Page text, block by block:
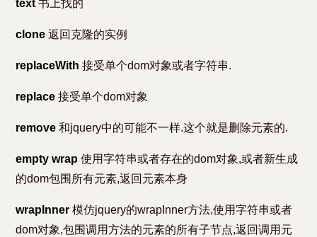
text书上找的
clone 返回克隆的实例
replaceWith 接受单个dom对象或者字符串.
replace 接受单个dom对象
remove 和jquery中的可能不一样.这个就是删除元素的.
empty wrap 使用字符串或者存在的dom对象,或者新生成
的dom包围所有元素,返回元素本身
wrapInner 模仿jquery的wrapInner方法,使用字符串或者
dom对象,包围调用方法的元素的所有子节点,返回调用元